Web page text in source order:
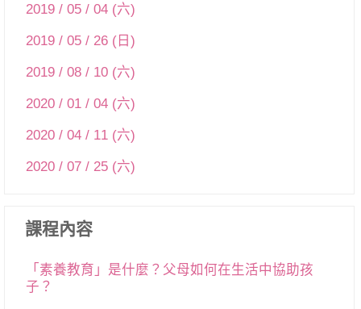
2019 / 05 / 04 (六)
2019 / 05 / 26 (日)
2019 / 08 / 10 (六)
2020 / 01 / 04 (六)
2020 / 04 / 11 (六)
2020 / 07 / 25 (六)
課程內容
「素養教育」是什麼？父母如何在生活中協助孩
子？